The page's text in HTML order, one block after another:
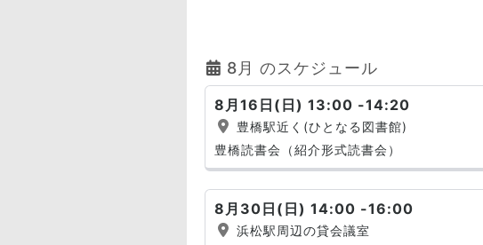
8月 のスケジュール
8月16日(日) 13:00 -14:20
豊橋駅近く(ひとなる図書館)
豊橋読書会（紹介形式読書会）
8月30日(日) 14:00 -16:00
浜松駅周辺の貸会議室